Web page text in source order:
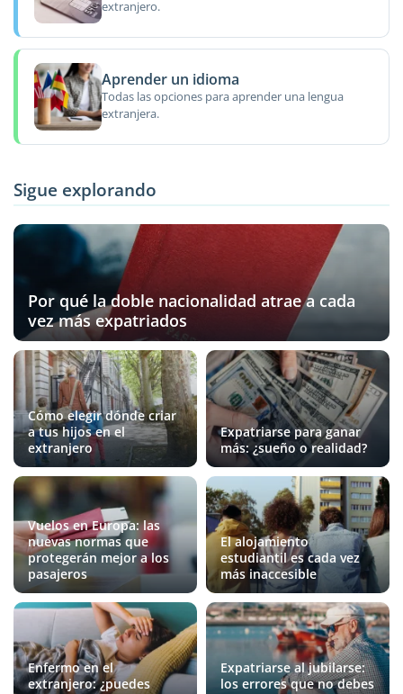
extranjero.
Aprender un idioma
Todas las opciones para aprender una lengua
extranjera.
Sigue explorando
Por qué la doble nacionalidad atrae a cada
vez más expatriados
Cómo elegir dónde criar
a tus hijos en el
extranjero
Expatriarse para ganar
más: ¿sueño o realidad?
Vuelos en Europa: las
nuevas normas que
protegerán mejor a los
pasajeros
El alojamiento
estudiantil es cada vez
más inaccesible
Enfermo en el
extranjero: ¿puedes
Expatriarse al jubilarse:
los errores que no debes